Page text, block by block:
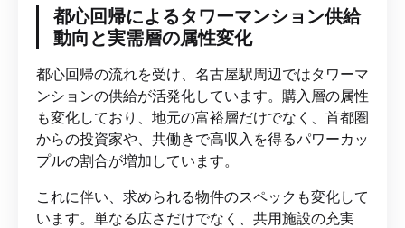
都心回帰によるタワーマンション供給
動向と実需層の属性変化
都心回帰の流れを受け、名古屋駅周辺ではタワーマ
ンションの供給が活発化しています。購入層の属性
も変化しており、地元の富裕層だけでなく、首都圏
からの投資家や、共働きで高収入を得るパワーカッ
プルの割合が増加しています。
これに伴い、求められる物件のスペックも変化して
います。単なる広さだけでなく、共用施設の充実